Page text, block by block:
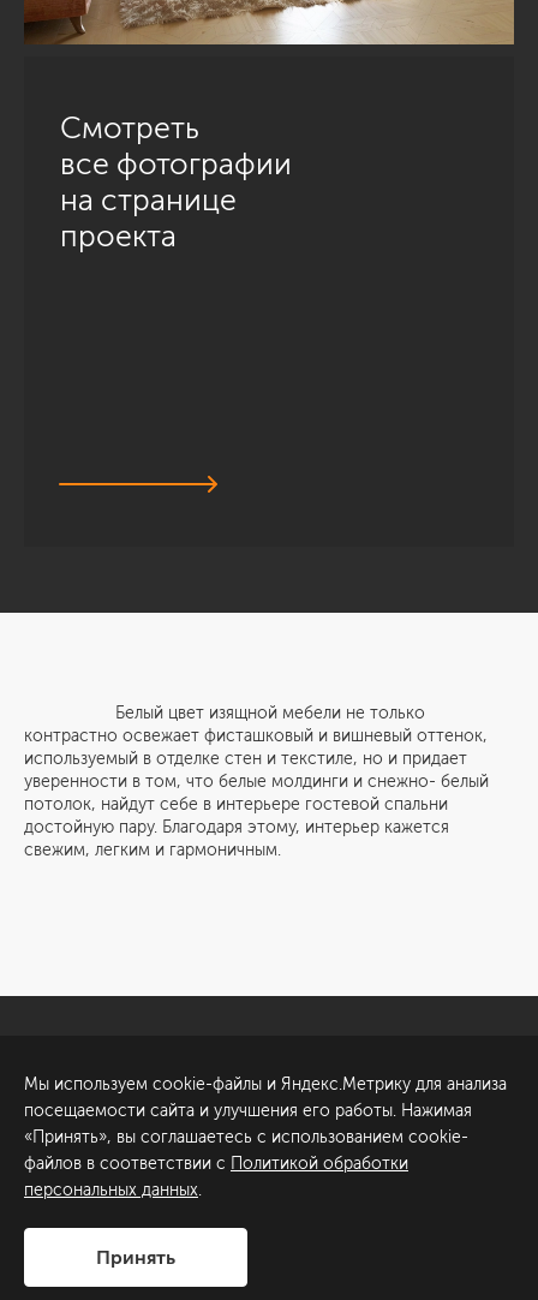
Смотреть
все фотографии
на странице
проекта
Белый цвет изящной мебели не только
контрастно освежает фисташковый и вишневый оттенок,
используемый в отделке стен и текстиле, но и придает
уверенности в том, что белые молдинги и снежно- белый
потолок, найдут себе в интерьере гостевой спальни
достойную пару. Благодаря этому, интерьер кажется
свежим, легким и гармоничным.
Обсудить проект
ул. Академика Павлова, 6
к1
+7 (812) 200-95-55
Сделано в
Мы используем cookie-файлы и Яндекс.Метрику для анализа
посещаемости сайта и улучшения его работы. Нажимая
«Принять», вы соглашаетесь с использованием cookie-
файлов в соответствии с Политикой обработки
персональных данных.
Принять